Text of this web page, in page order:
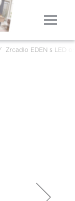
Zrcadlo EDEN s LED